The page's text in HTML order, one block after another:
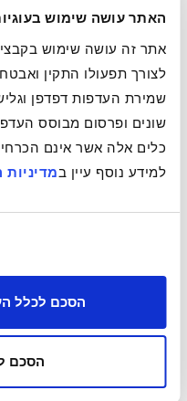
האתר עושה שימוש בעוגיות
לצורך תפעולו התקין
שמירת העדפות דפדפן
שונים ופרסום מבוסס
כלים אלה אשר אינם
למידע נוסף עיין במדיניות
הסכם לכלל
הסכם